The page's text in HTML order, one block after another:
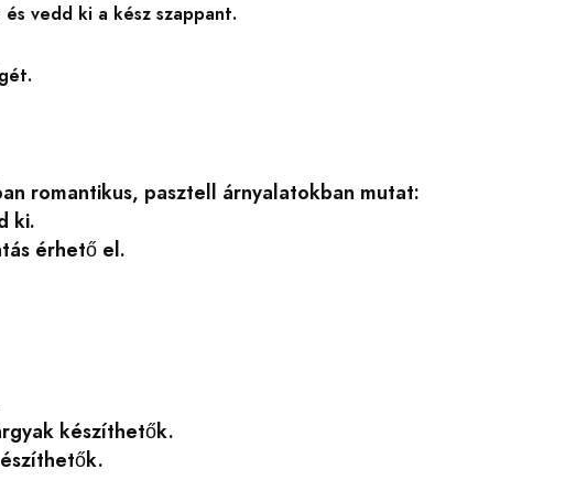
vedd ki a kész szappant.
romantikus, pasztell árnyalatokban mutat:
ki.
érhető el.
készíthetők.